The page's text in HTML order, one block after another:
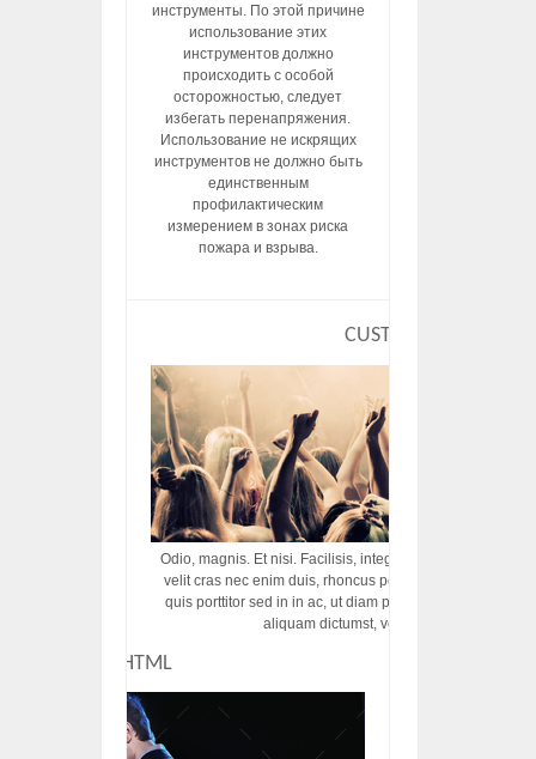
инструменты. По этой причине
использование этих
инструментов должно
происходить с особой
осторожностью, следует
избегать перенапряжения.
Использование не искрящих
инструментов не должно быть
единственным
профилактическим
измерением в зонах риска
пожара и взрыва.
CUSTOM HTML
Odio, magnis. Et nisi. Facilisis, integer! Risus augue! Non
velit cras nec enim duis, rhoncus porttitor ac vut rhoncus
quis porttitor sed in in ac, ut diam porttitor odio nunc
aliquam dictumst, vel amet tincidunt
CUSTOM HTML